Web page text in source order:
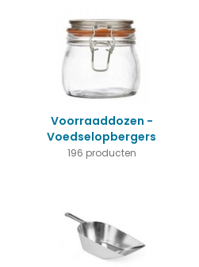
Voorraaddozen -
Voedselopbergers
196 producten